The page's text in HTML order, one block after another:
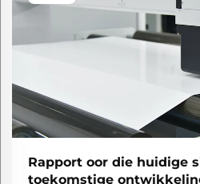
Rapport oor die huidige
toekomstige